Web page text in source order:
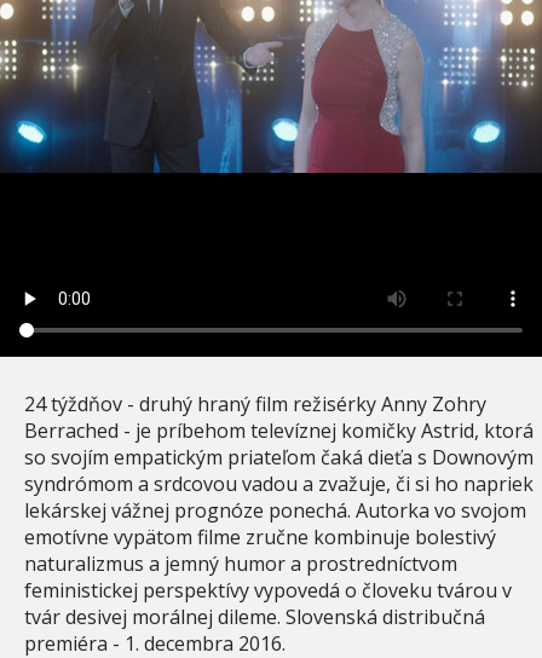
24 týždňov - druhý hraný film režisérky Anny Zohry
Berrached - je príbehom televíznej komičky Astrid, ktorá
so svojím empatickým priateľom čaká dieťa s Downovým
syndrómom a srdcovou vadou a zvažuje, či si ho napriek
lekárskej vážnej prognóze ponechá. Autorka vo svojom
emotívne vypätom filme zručne kombinuje bolestivý
naturalizmus a jemný humor a prostredníctvom
feministickej perspektívy vypovedá o človeku tvárou v
tvár desivej morálnej dileme. Slovenská distribučná
premiéra - 1. decembra 2016.